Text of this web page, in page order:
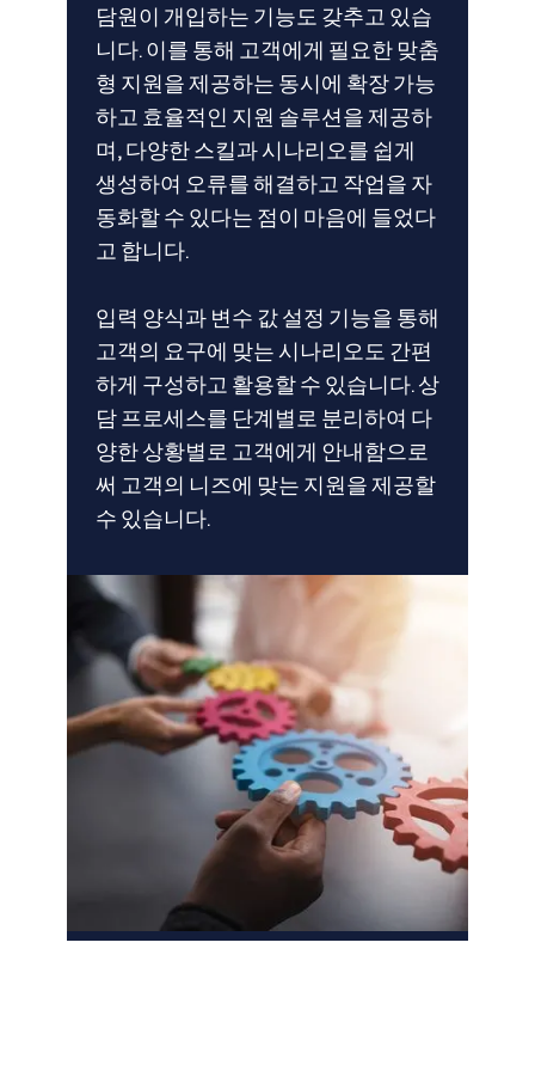
담원이 개입하는 기능도 갖추고 있습
니다. 이를 통해 고객에게 필요한 맞춤
형 지원을 제공하는 동시에 확장 가능
하고 효율적인 지원 솔루션을 제공하
며, 다양한 스킬과 시나리오를 쉽게
생성하여 오류를 해결하고 작업을 자
동화할 수 있다는 점이 마음에 들었다
고 합니다.
입력 양식과 변수 값 설정 기능을 통해
고객의 요구에 맞는 시나리오도 간편
하게 구성하고 활용할 수 있습니다. 상
담 프로세스를 단계별로 분리하여 다
양한 상황별로 고객에게 안내함으로
써 고객의 니즈에 맞는 지원을 제공할
수 있습니다.